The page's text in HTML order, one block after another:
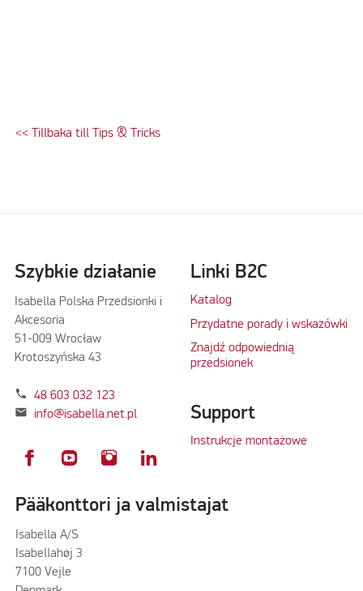
<< Tillbaka till Tips & Tricks
Szybkie działanie
Isabella Polska Przedsionki i
Akcesoria
51-009 Wrocław
Krotoszyńska 43
phone48 603 032 123
mail info@isabella.net.pl
Linki B2C
Katalog
Przydatne porady i wskazówki
Znajdź odpowiednią
przedsionek
Support
Instrukcje montażowe
Pääkonttori ja valmistajat
Isabella A/S
Isabellahøj 3
7100 Vejle